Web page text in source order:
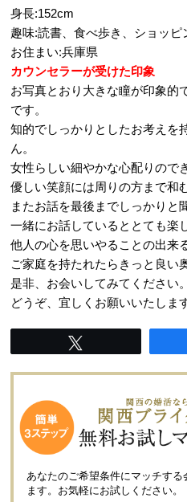
身長:152cm
趣味:読書、食べ歩き、ショッピ
お住まい:兵庫県
カウンセラーが受けた印象
お写真とおり大きな瞳が印象的
です。
知的でしっかりとしたお考えを
ん。
女性らしい細やかな心配りので
優しい笑顔には周りの方まで和
またお話を最後までしっかりと
一緒にお話しているととても楽
他人の心を思いやることの出来
ご家庭を持たれたらきっと良い
是非、お会いしてみてください。
どうぞ、宜しくお願いいたしま
あなたのご希望条件にマッチす
ます。
お気軽にお試しください。